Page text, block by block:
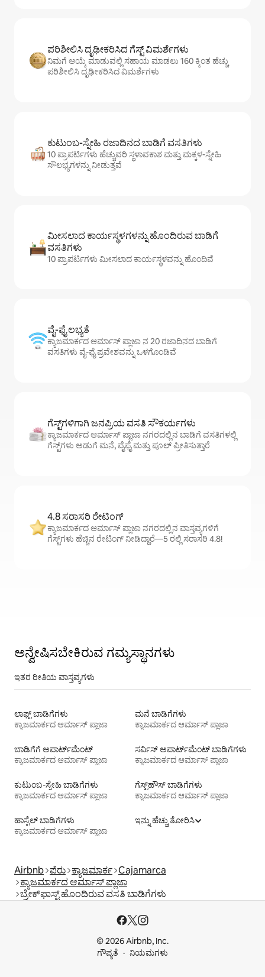
ಪರಿಶೀಲಿಸಿ ದೃಢೀಕರಿಸಿದ ಗೆಸ್ಟ್ ವಿಮರ್ಶೆಗಳು
ನಿಮಗೆ ಆಯ್ಕೆ ಮಾಡುವಲ್ಲಿ ಸಹಾಯ ಮಾಡಲು 160 ಕ್ಕಿಂತ ಹೆಚ್ಚು
ಪರಿಶೀಲಿಸಿ ದೃಢೀಕರಿಸಿದ ವಿಮರ್ಶೆಗಳು
ಕುಟುಂಬ-ಸ್ನೇಹಿ ರಜಾದಿನದ ಬಾಡಿಗೆ ವಸತಿಗಳು
10 ಪ್ರಾಪರ್ಟಿಗಳು ಹೆಚ್ಚುವರಿ ಸ್ಥಳಾವಕಾಶ ಮತ್ತು ಮಕ್ಕಳ-ಸ್ನೇಹಿ
ಸೌಲಭ್ಯಗಳನ್ನು ನೀಡುತ್ತವೆ
ಮೀಸಲಾದ ಕಾರ್ಯಸ್ಥಳಗಳನ್ನು ಹೊಂದಿರುವ ಬಾಡಿಗೆ
ವಸತಿಗಳು
10 ಪ್ರಾಪರ್ಟಿಗಳು ಮೀಸಲಾದ ಕಾರ್ಯಸ್ಥಳವನ್ನು ಹೊಂದಿವೆ
ವೈ-ಫೈ ಲಭ್ಯತೆ
ಕ್ಯಾಜಮಾರ್ಕದ ಆರ್ಮಾಸ್ ಪ್ಲಾಜಾ ನ 20 ರಜಾದಿನದ ಬಾಡಿಗೆ
ವಸತಿಗಳು ವೈ-ಫೈ ಪ್ರವೇಶವನ್ನು ಒಳಗೊಂಡಿವೆ
ಗೆಸ್ಟ್‌ಗಳಿಗಾಗಿ ಜನಪ್ರಿಯ ವಸತಿ ಸೌಕರ್ಯಗಳು
ಕ್ಯಾಜಮಾರ್ಕದ ಆರ್ಮಾಸ್ ಪ್ಲಾಜಾ ನಗರದಲ್ಲಿನ ಬಾಡಿಗೆ ವಸತಿಗಳಲ್ಲಿ
ಗೆಸ್ಟ್‌ಗಳು ಅಡುಗೆ ಮನೆ, ವೈಫೈ ಮತ್ತು ಪೂಲ್ ಪ್ರೀತಿಸುತ್ತಾರೆ
4.8 ಸರಾಸರಿ ರೇಟಿಂಗ್
ಕ್ಯಾಜಮಾರ್ಕದ ಆರ್ಮಾಸ್ ಪ್ಲಾಜಾ ನಗರದಲ್ಲಿನ ವಾಸ್ತವ್ಯಗಳಿಗೆ
ಗೆಸ್ಟ್‌ಗಳು ಹೆಚ್ಚಿನ ರೇಟಿಂಗ್ ನೀಡಿದ್ದಾರೆ—5 ರಲ್ಲಿ ಸರಾಸರಿ 4.8!
ಅನ್ವೇಷಿಸಬೇಕಿರುವ ಗಮ್ಯಸ್ಥಾನಗಳು
ಇತರ ರೀತಿಯ ವಾಸ್ತವ್ಯಗಳು
ಲಾಫ್ಟ್‌ ಬಾಡಿಗೆಗಳು
ಕ್ಯಾಜಮಾರ್ಕದ ಆರ್ಮಾಸ್ ಪ್ಲಾಜಾ
ಮನೆ ಬಾಡಿಗೆಗಳು
ಕ್ಯಾಜಮಾರ್ಕದ ಆರ್ಮಾಸ್ ಪ್ಲಾಜಾ
ಬಾಡಿಗೆಗೆ ಅಪಾರ್ಟ್‌ಮೆಂಟ್‌
ಕ್ಯಾಜಮಾರ್ಕದ ಆರ್ಮಾಸ್ ಪ್ಲಾಜಾ
ಸರ್ವಿಸ್ ಅಪಾರ್ಟ್‌ಮೆಂಟ್ ಬಾಡಿಗೆಗಳು
ಕ್ಯಾಜಮಾರ್ಕದ ಆರ್ಮಾಸ್ ಪ್ಲಾಜಾ
ಕುಟುಂಬ-ಸ್ನೇಹಿ ಬಾಡಿಗೆಗಳು
ಕ್ಯಾಜಮಾರ್ಕದ ಆರ್ಮಾಸ್ ಪ್ಲಾಜಾ
ಗೆಸ್ಟ್‌ಹೌಸ್‌ ಬಾಡಿಗೆಗಳು
ಕ್ಯಾಜಮಾರ್ಕದ ಆರ್ಮಾಸ್ ಪ್ಲಾಜಾ
ಹಾಸ್ಟೆಲ್‌ ಬಾಡಿಗೆಗಳು
ಕ್ಯಾಜಮಾರ್ಕದ ಆರ್ಮಾಸ್ ಪ್ಲಾಜಾ
ಇನ್ನು ಹೆಚ್ಚು ತೋರಿಸಿ
Airbnb ಪೆರು ಕ್ಯಾಜಮಾರ್ಕ Cajamarca
ಕ್ಯಾಜಮಾರ್ಕದ ಆರ್ಮಾಸ್ ಪ್ಲಾಜಾ
ಬ್ರೇಕ್‍‍ಫಾಸ್ಟ್ ಹೊಂದಿರುವ ವಸತಿ ಬಾಡಿಗೆಗಳು
© 2026 Airbnb, Inc.
ಗೌಪ್ಯತೆ
ನಿಯಮಗಳು